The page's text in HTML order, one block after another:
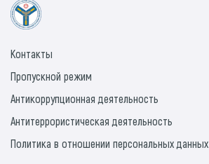
Контакты
Пропускной режим
Антикоррупционная деятельность
Антитеррористическая деятельность
Политика в отношении персональных данных